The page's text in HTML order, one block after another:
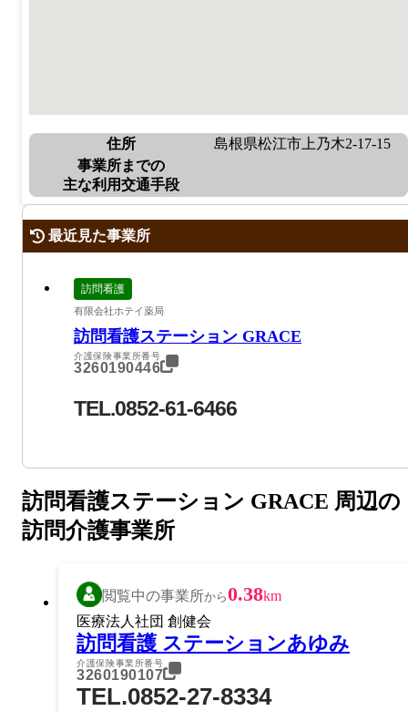
住所
島根県松江市上乃木2-17-15
事業所までの
主な利用交通手段
最近見た事業所
訪問看護
有限会社ホテイ薬局
訪問看護ステーション GRACE
介護保険事業所番号
3260190446
TEL.0852-61-6466
訪問看護ステーション GRACE 周辺の
訪問介護事業所
閲覧中の事業所から0.38km
医療法人社団 創健会
訪問看護 ステーションあゆみ
介護保険事業所番号
3260190107
TEL.0852-27-8334